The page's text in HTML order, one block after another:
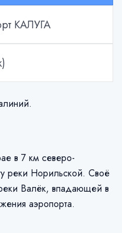
КАЛУГА
в 7 км северо-
реки Норильской. Своё
Валёк, впадающей в
аэропорта.